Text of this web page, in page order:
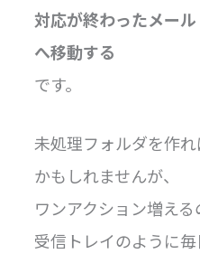
対応が終わったメ
へ移動する
です。
未処理フォルダを作
かもしれませんが、
ワンアクション増える
受信トレイのように